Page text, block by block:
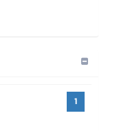
1